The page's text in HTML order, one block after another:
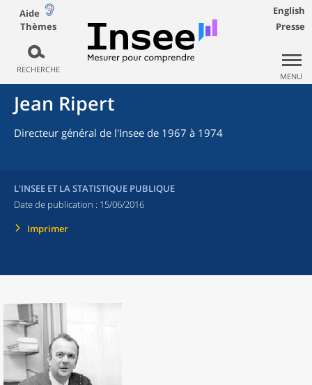
Aide
Thèmes
RECHERCHE
English
Presse
MENU
Jean Ripert
Directeur général de l'Insee de 1967 à 1974
L'INSEE ET LA STATISTIQUE PUBLIQUE
Date de publication : 15/06/2016
Imprimer